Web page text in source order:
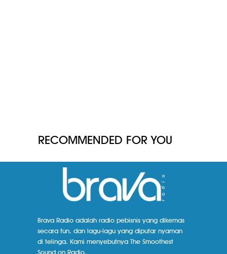
RECOMMENDED FOR YOU
Brava Radio adalah radio pebisnis yang dikemas
secara fun, dan lagu-lagu yang diputar nyaman
di telinga. Kami menyebutnya The Smoothest
Sound on Radio.